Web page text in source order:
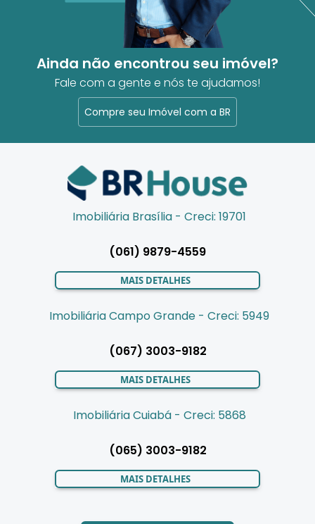
Ainda não encontrou seu imóvel?
Fale com a gente e nós te ajudamos!
Compre seu Imóvel com a BR
Imobiliária Brasília - Creci: 19701
(061) 9879-4559
MAIS DETALHES
Imobiliária Campo Grande - Creci: 5949
(067) 3003-9182
MAIS DETALHES
Imobiliária Cuiabá - Creci: 5868
(065) 3003-9182
MAIS DETALHES